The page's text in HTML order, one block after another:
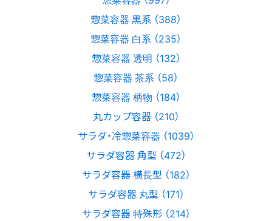
惣菜容器 黒系 （388）
惣菜容器 白系 （235）
惣菜容器 透明 （132）
惣菜容器 茶系 （58）
惣菜容器 柄物 （184）
丸カップ容器 （210）
サラダ・冷惣菜容器 （1039）
サラダ容器 角型 （472）
サラダ容器 横長型 （182）
サラダ容器 丸型 （171）
サラダ容器 特殊形 （214）